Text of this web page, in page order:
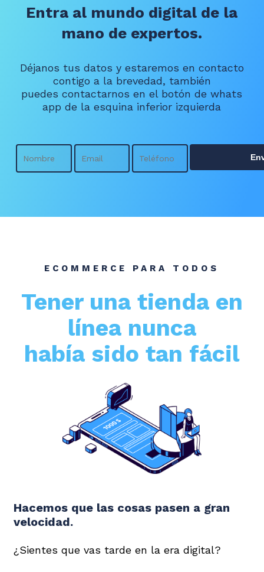
Entra al mundo digital de la
mano de expertos.
Déjanos tus datos y estaremos en contacto
contigo a la brevedad, también
puedes contactarnos en el botón de whats
app de la esquina inferior izquierda
ECOMMERCE PARA TODOS
Tener una tienda en
línea nunca
había sido tan fácil
Hacemos que las cosas pasen a gran
velocidad.
¿Sientes que vas tarde en la era digital?